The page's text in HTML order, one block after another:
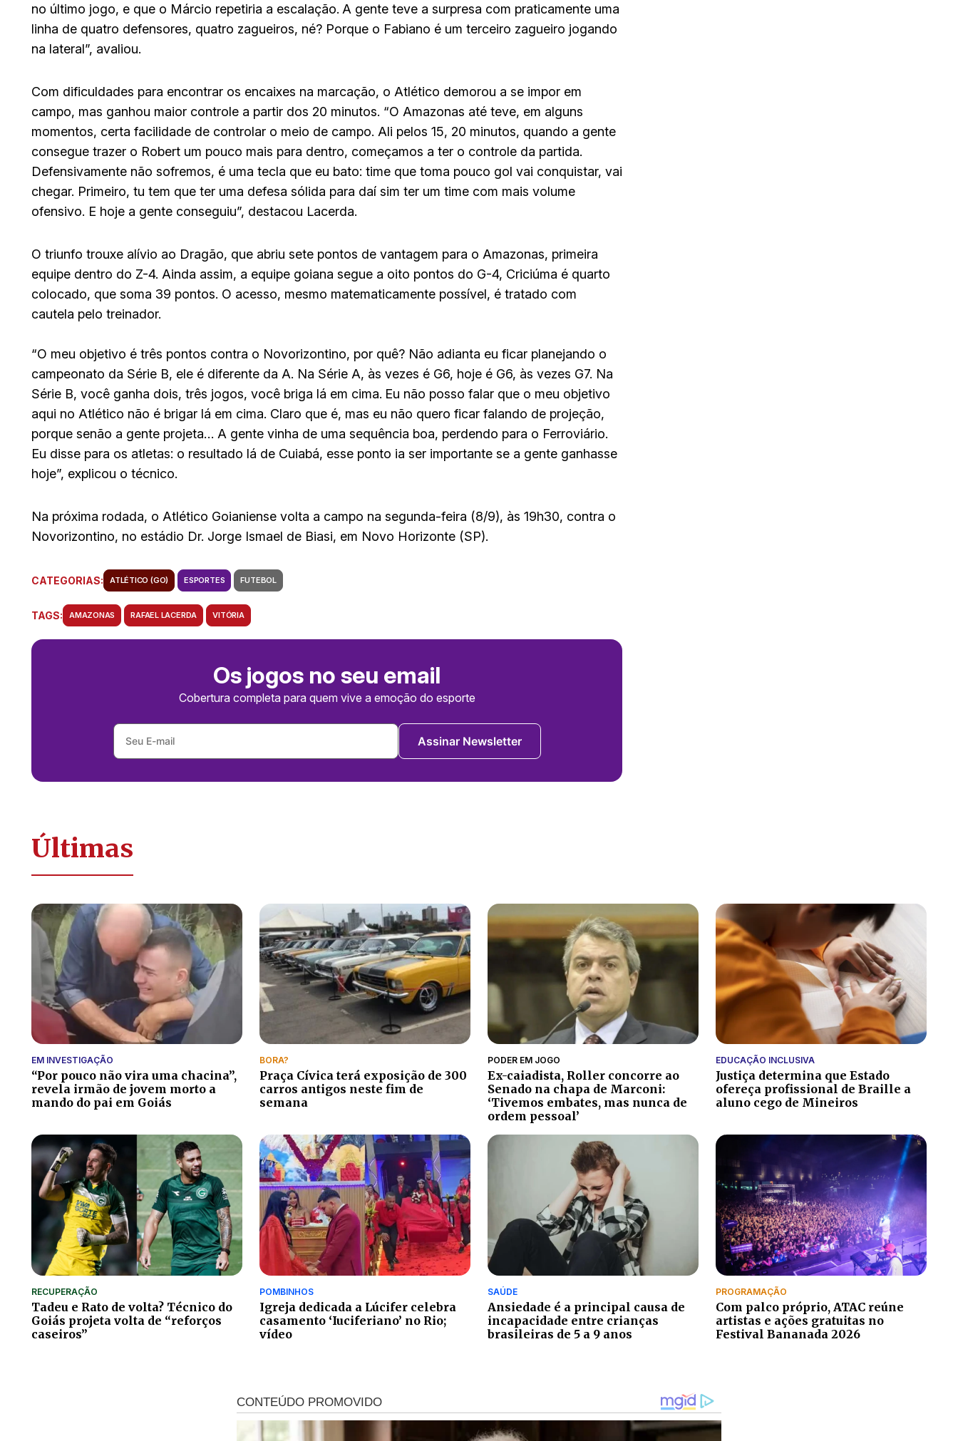
no último jogo, e que o Márcio repetiria a escalação. A gente teve a surpresa com praticamente uma
linha de quatro defensores, quatro zagueiros, né? Porque o Fabiano é um terceiro zagueiro jogando
na lateral”, avaliou.
Com dificuldades para encontrar os encaixes na marcação, o Atlético demorou a se impor em
campo, mas ganhou maior controle a partir dos 20 minutos. “O Amazonas até teve, em alguns
momentos, certa facilidade de controlar o meio de campo. Ali pelos 15, 20 minutos, quando a gente
consegue trazer o Robert um pouco mais para dentro, começamos a ter o controle da partida.
Defensivamente não sofremos, é uma tecla que eu bato: time que toma pouco gol vai conquistar, vai
chegar. Primeiro, tu tem que ter uma defesa sólida para daí sim ter um time com mais volume
ofensivo. E hoje a gente conseguiu”, destacou Lacerda.
O triunfo trouxe alívio ao Dragão, que abriu sete pontos de vantagem para o Amazonas, primeira
equipe dentro do Z-4. Ainda assim, a equipe goiana segue a oito pontos do G-4, Criciúma é quarto
colocado, que soma 39 pontos. O acesso, mesmo matematicamente possível, é tratado com
cautela pelo treinador.
“O meu objetivo é três pontos contra o Novorizontino, por quê? Não adianta eu ficar planejando o
campeonato da Série B, ele é diferente da A. Na Série A, às vezes é G6, hoje é G6, às vezes G7. Na
Série B, você ganha dois, três jogos, você briga lá em cima. Eu não posso falar que o meu objetivo
aqui no Atlético não é brigar lá em cima. Claro que é, mas eu não quero ficar falando de projeção,
porque senão a gente projeta… A gente vinha de uma sequência boa, perdendo para o Ferroviário.
Eu disse para os atletas: o resultado lá de Cuiabá, esse ponto ia ser importante se a gente ganhasse
hoje”, explicou o técnico.
Na próxima rodada, o Atlético Goianiense volta a campo na segunda-feira (8/9), às 19h30, contra o
Novorizontino, no estádio Dr. Jorge Ismael de Biasi, em Novo Horizonte (SP).
CATEGORIAS: ATLÉTICO (GO) ESPORTES FUTEBOL
TAGS: AMAZONAS RAFAEL LACERDA VITÓRIA
Os jogos no seu email
Cobertura completa para quem vive a emoção do esporte
Assinar Newsletter
Últimas
EM INVESTIGAÇÃO
“Por pouco não vira uma chacina”,
revela irmão de jovem morto a
mando do pai em Goiás
BORA?
Praça Cívica terá exposição de 300
carros antigos neste fim de
semana
PODER EM JOGO
Ex-caiadista, Roller concorre ao
Senado na chapa de Marconi:
‘Tivemos embates, mas nunca de
ordem pessoal’
EDUCAÇÃO INCLUSIVA
Justiça determina que Estado
ofereça profissional de Braille a
aluno cego de Mineiros
RECUPERAÇÃO
Tadeu e Rato de volta? Técnico do
Goiás projeta volta de “reforços
caseiros”
POMBINHOS
Igreja dedicada a Lúcifer celebra
casamento ‘Iuciferiano’ no Rio;
vídeo
SAÚDE
Ansiedade é a principal causa de
incapacidade entre crianças
brasileiras de 5 a 9 anos
PROGRAMAÇÃO
Com palco próprio, ATAC reúne
artistas e ações gratuitas no
Festival Bananada 2026